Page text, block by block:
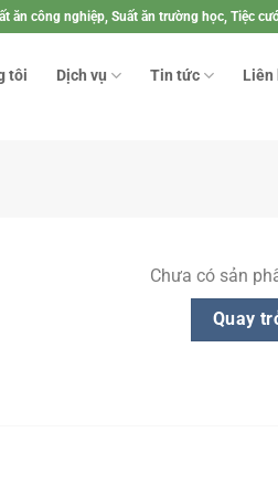
ăn công nghiệp, Suất ăn trường học, Tiệc
tôi Dịch vụ Tin tức Liên
Chưa có sản
Quay